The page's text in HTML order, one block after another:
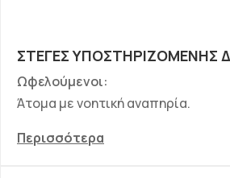
ΣΤΕΓΕΣ ΥΠΟΣΤΗΡΙΖΟΜΕΝΗΣ
Ωφελούμενοι:
Άτομα με νοητική αναπηρία.
Περισσότερα